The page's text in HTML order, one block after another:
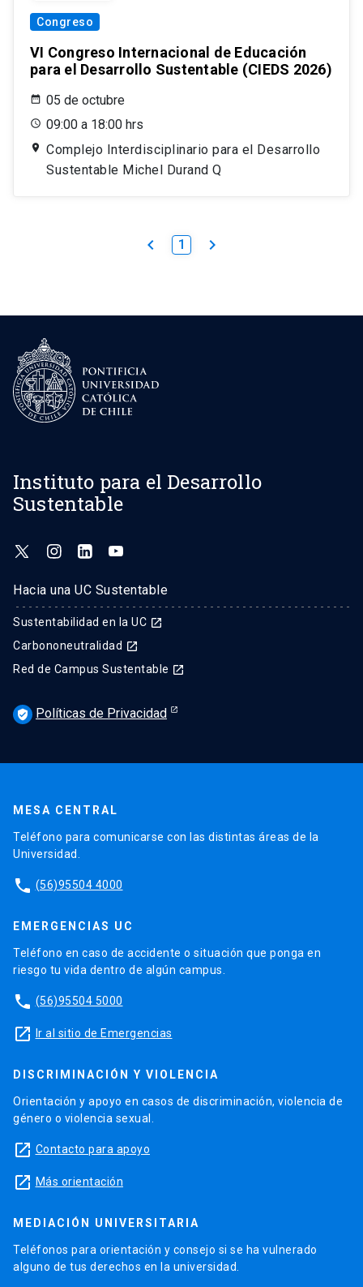
Congreso
VI Congreso Internacional de Educación
para el Desarrollo Sustentable (CIEDS 2026)
05 de octubre
09:00 a 18:00 hrs
Complejo Interdisciplinario para el Desarrollo
Sustentable Michel Durand Q
keyboard_arrow_left 1 keyboard_arrow_right
Instituto para el Desarrollo
Sustentable
Hacia una UC Sustentable
Sustentabilidad en la UC launch
Carbononeutralidad launch
Red de Campus Sustentable launch
verified_user Políticas de Privacidad
MESA CENTRAL
Teléfono para comunicarse con las distintas áreas de la
Universidad.
phone (56)95504 4000
EMERGENCIAS UC
Teléfono en caso de accidente o situación que ponga en
riesgo tu vida dentro de algún campus.
phone (56)95504 5000
launch Ir al sitio de Emergencias
DISCRIMINACIÓN Y VIOLENCIA
Orientación y apoyo en casos de discriminación, violencia de
género o violencia sexual.
launch Contacto para apoyo
launch Más orientación
MEDIACIÓN UNIVERSITARIA
Teléfonos para orientación y consejo si se ha vulnerado
alguno de tus derechos en la universidad.